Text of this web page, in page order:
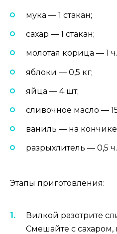
мука — 1 стакан;
сахар — 1 стакан;
молотая корица — 1
яблоки — 0,5 кг;
яйца — 4 шт;
сливочное масло —
ваниль — на
разрыхлитель — 0,5 ч.
Этапы приготовления:
Вилкой разотрите
Смешайте с